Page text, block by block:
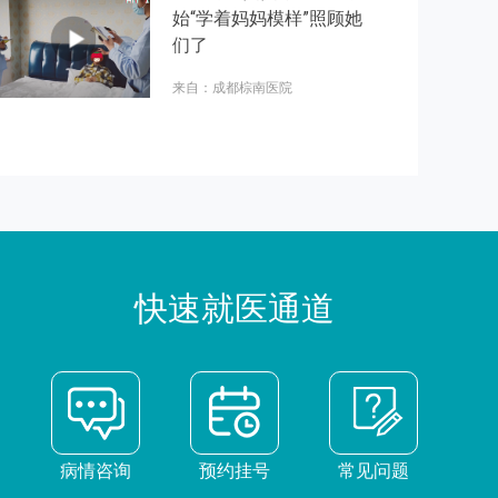
始“学着妈妈模样”照顾她
们了
来自：成都棕南医院
快速就医通道
病情咨询 预约挂号 常见问题